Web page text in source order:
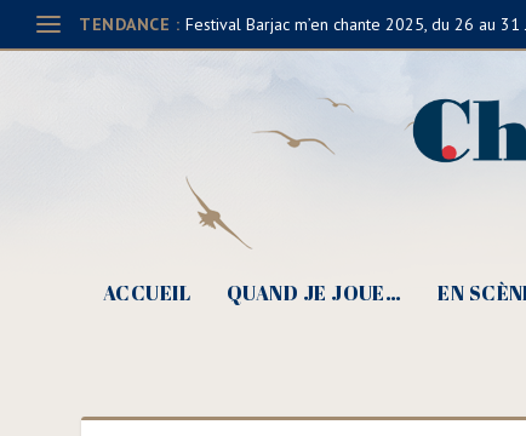
TENDANCE : Festival Barjac m’en chante 2025, du 26 au 31
ACCUEIL QUAND JE JOUE… EN